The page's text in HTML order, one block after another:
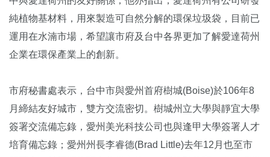
純植物基材料，用來製造可自然分解的環保垃圾袋，目前已
運用在水湳市場，希望讓市府及台中各界更加了解愛達荷州
企業在環保產業上的創新。
市府秘書處表示，台中市與愛州首府樹城(Boise)於106年8
月締結友好城市，雙方交流密切。樹城州立大學與靜宜大學
簽署交流備忘錄，愛州美光科技公司也與逢甲大學簽署人才
培育備忘錄；愛州州長李睿德(Brad Little)去年12月也至市